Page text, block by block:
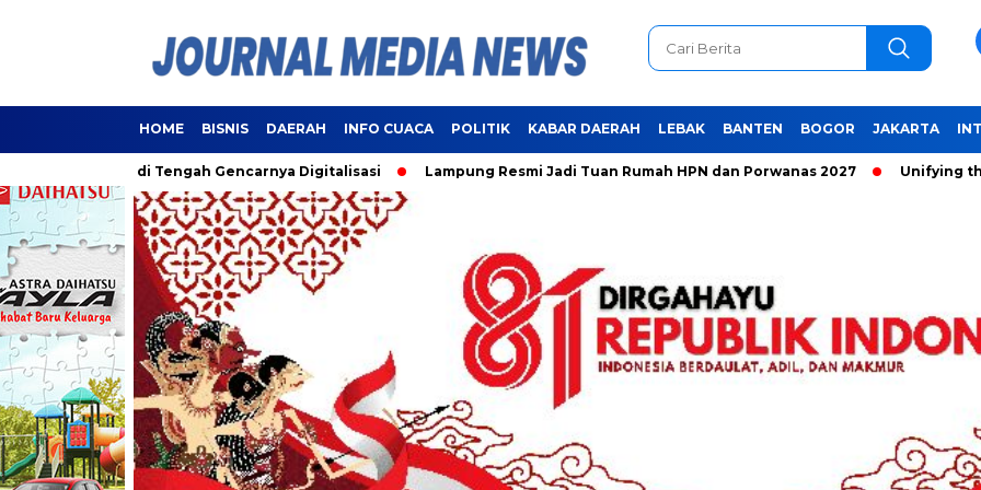
HOME BISNIS DAERAH INFO CUACA POLITIK KABAR DAERAH LEBAK BANTEN BOGOR JAKARTA
Publik di Tengah Gencarnya Digitalisasi Lampung Resmi Jadi Tuan Rumah HPN dan Porwanas 2027 Unifying the World